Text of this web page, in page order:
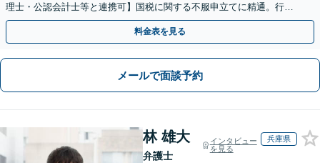
理士・公認会計士等と連携可】国税に関する不服申立てに精通。行政
側の知見を活かしたサポートいたします
料金表を見る
メールで面談予約
林 雄大
弁護士
インタビュー
を見る
兵庫県